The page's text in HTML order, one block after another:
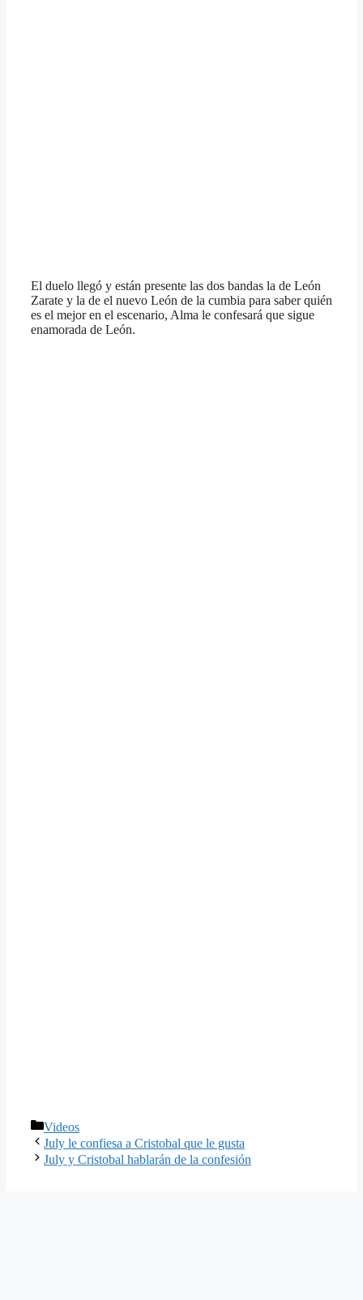
El duelo llegó y están presente las dos bandas la de León
Zarate y la de el nuevo León de la cumbia para saber quién
es el mejor en el escenario, Alma le confesará que sigue
enamorada de León.
Categorías
Videos
July le confiesa a Cristobal que le gusta
July y Cristobal hablarán de la confesión